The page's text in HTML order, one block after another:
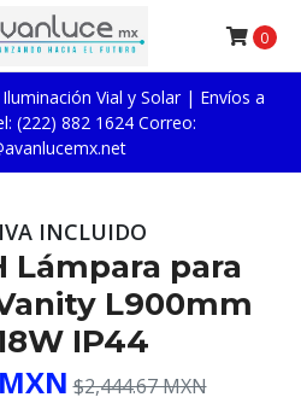
Vial y Solar | Envíos a
(222) 882 1624 Correo:
0
INCLUIDO
Lámpara para
L900mm
IP44
$2,444.67 MXN